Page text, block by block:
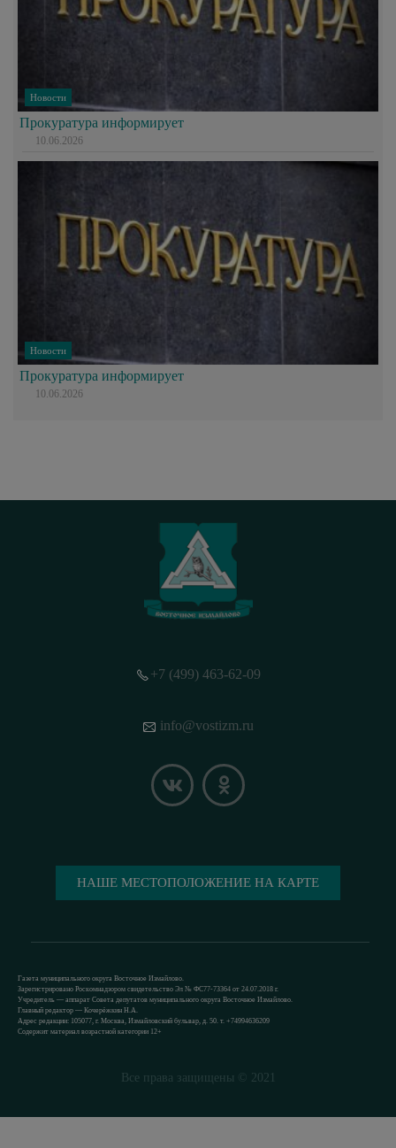
Новости
Прокуратура информирует
10.06.2026
Новости
Прокуратура информирует
10.06.2026
+7 (499) 463-62-09
info@vostizm.ru
НАШЕ МЕСТОПОЛОЖЕНИЕ НА КАРТЕ
Газета муниципального округа Восточное Измайлово.
Зарегистрировано Роскомнадзором свидетельство Эл № ФС77-73364 от 24.07.2018 г.
Учредитель — аппарат Совета депутатов муниципального округа Восточное Измайлово.
Главный редактор — Кочерёжкин Н.А.
Адрес редакции: 105077, г. Москва, Измайловский бульвар, д. 50. т. +74994636209
Содержит материал возрастной категории 12+
Все права защищены © 2021